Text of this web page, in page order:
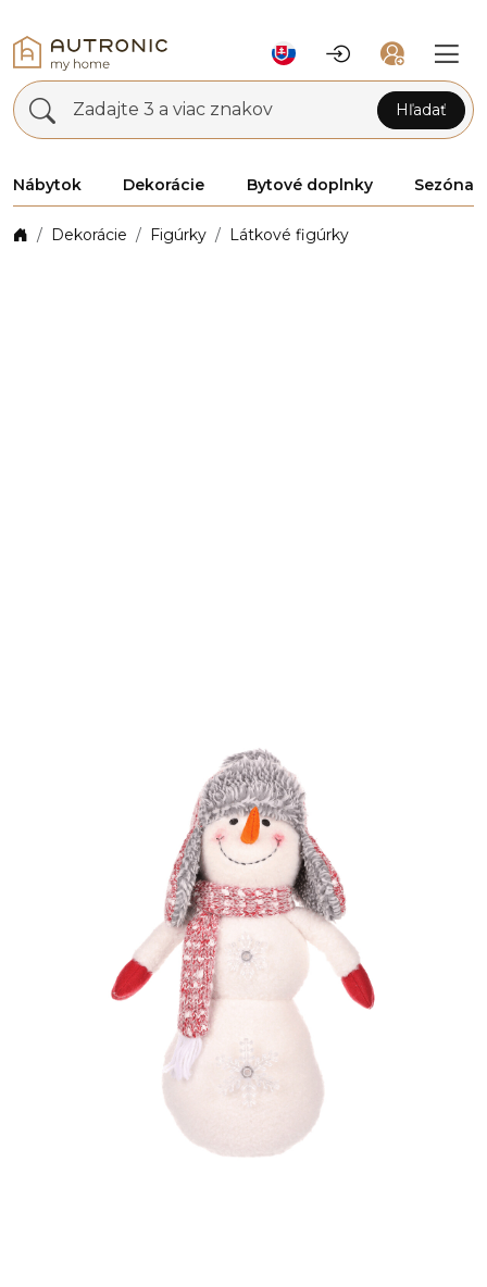
Zadajte 3 a viac znakov Hľadať
Nábytok Dekorácie Bytové doplnky Sezóna
Dekorácie Figúrky Látkové figúrky